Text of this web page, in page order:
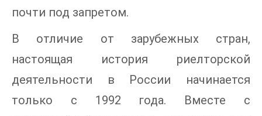
почти под запретом.
В отличие от зарубежных стран,
настоящая история риелторской
деятельности в России начинается
только с 1992 года. Вместе с